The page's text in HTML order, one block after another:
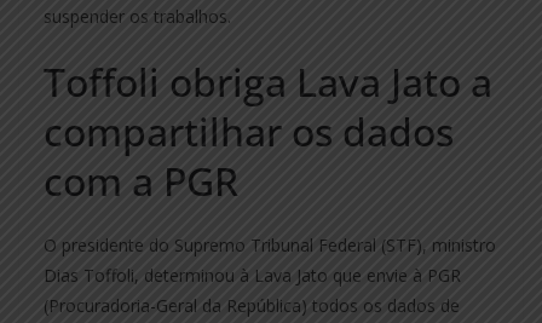
suspender os trabalhos.
Toffoli obriga Lava Jato a
compartilhar os dados
com a PGR
O presidente do Supremo Tribunal Federal (STF), ministro
Dias Toffoli, determinou à Lava Jato que envie à PGR
(Procuradoria-Geral da República) todos os dados de